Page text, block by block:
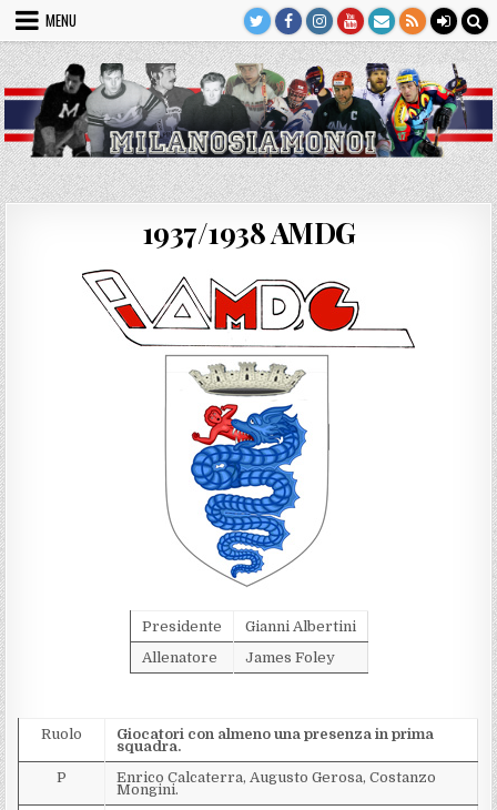
Skip
content
MENU
1937/1938 AMDG
Presidente
Gianni Albertini
Allenatore
James Foley
Ruolo Giocatori con almeno una presenza in prima
squadra.
P
Enrico Calcaterra, Augusto Gerosa, Costanzo
Mongini.